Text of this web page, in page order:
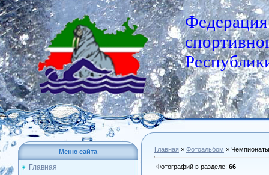
Федерация
Меню сайта
Главная
Главная » Фотоальбом » Чемпионаты
Фотографий в разделе: 66